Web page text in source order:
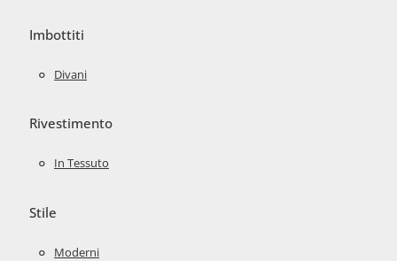
Imbottiti
Divani
Rivestimento
In Tessuto
Stile
Moderni